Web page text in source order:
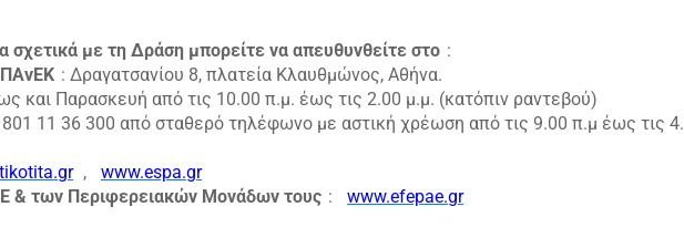
σχετικά με τη Δράση μπορείτε να απευθυνθείτε στο :
: Δραγατσανίου 8, πλατεία Κλαυθμώνος, Αθήνα.
και Παρασκευή από τις 10.00 π.μ. έως τις 2.00 μ.μ. (κατόπιν ραντεβού)
801 11 36 300 από σταθερό τηλέφωνο με αστική χρέωση από τις 9.00 π.μ έως τις
,
www.espa.gr
& των Περιφερειακών Μονάδων τους : www.efepae.gr